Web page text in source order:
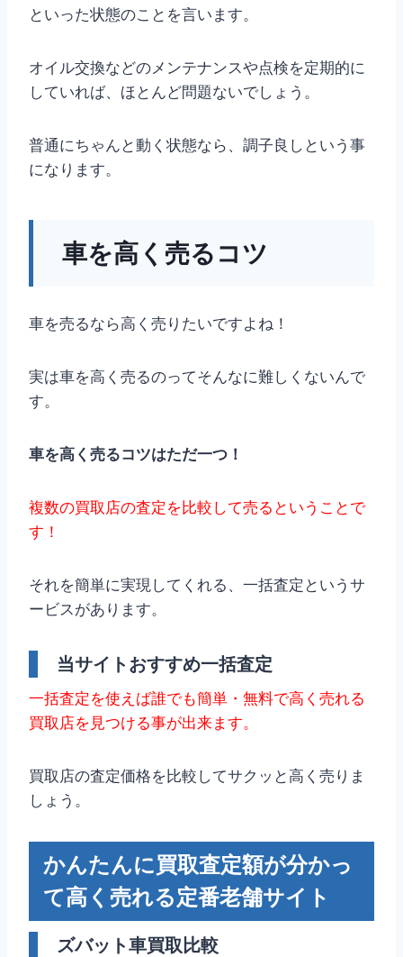
といった状態のことを言います。
オイル交換などのメンテナンスや点検を定期的に
していれば、ほとんど問題ないでしょう。
普通にちゃんと動く状態なら、調子良しという事
になります。
車を高く売るコツ
車を売るなら高く売りたいですよね！
実は車を高く売るのってそんなに難しくないんで
す。
車を高く売るコツはただ一つ！
複数の買取店の査定を比較して売るということで
す！
それを簡単に実現してくれる、一括査定というサ
ービスがあります。
当サイトおすすめ一括査定
一括査定を使えば誰でも簡単・無料で高く売れる
買取店を見つける事が出来ます。
買取店の査定価格を比較してサクッと高く売りま
しょう。
かんたんに買取査定額が分かっ
て高く売れる定番老舗サイト
ズバット車買取比較